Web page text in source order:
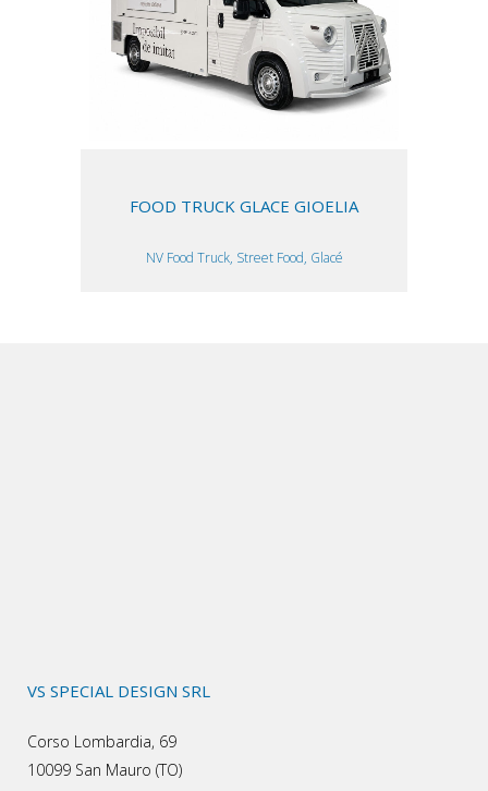
FOOD TRUCK GLACE GIOELIA
NV Food Truck, Street Food, Glacé
VS SPECIAL DESIGN SRL
Corso Lombardia, 69
10099 San Mauro (TO)